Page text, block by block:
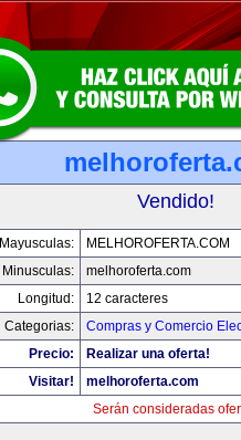
Vendido!
Mayusculas:
MELHOROFERTA.COM
Minusculas:
melhoroferta.com
Longitud:
12 caracteres
Categorias:
Compras y Comercio
Precio:
Realizar una oferta!
Visitar!
melhoroferta.com
Serán consideradas